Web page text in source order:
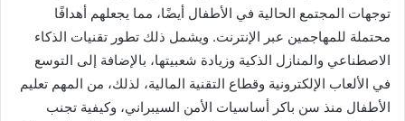
توجهات المجتمع الحالية في الأطفال أيضًا، مما يجعلهم أهدافًا
محتملة للمهاجمين عبر الإنترنت. ويشمل ذلك تطور تقنيات الذكاء
الاصطناعي والمنازل الذكية وزيادة شعبيتها، بالإضافة إلى التوسع
في الألعاب الإلكترونية وقطاع التقنية المالية، لذلك، من المهم تعليم
الأطفال منذ سن باكر أساسيات الأمن السيبراني، وكيفية تجنب